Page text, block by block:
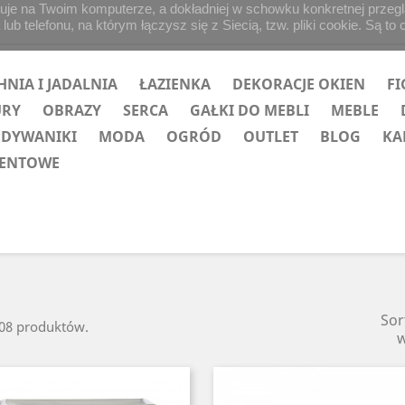
I JADALNIA ŁAZIENKA DEKORACJE OKIEN
OBRAZY SERCA GAŁKI DO MEBLI MEBLE
MODA OGRÓD OUTLET BLOG
produktów.
na Twoim komputerze, a dokładniej w schowku konkretnej
telefonu, na którym łączysz się z Siecią, tzw. pliki cookie. Są to